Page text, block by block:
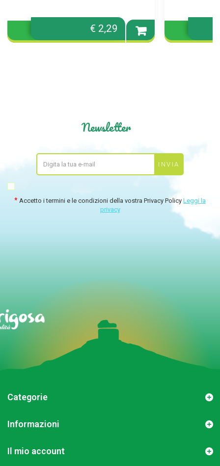
€ 2,29
Newsletter
Accetto i termini e le condizioni della vostra Privacy Policy Leggi la
privacy
Categorie
Informazioni
Il mio account